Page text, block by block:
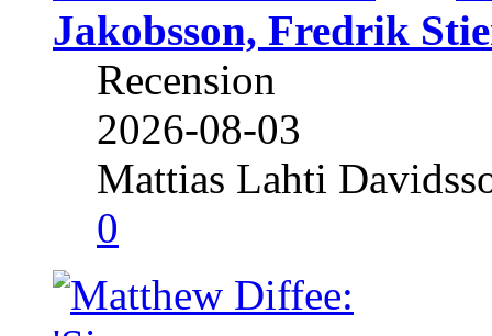
Jakobsson, Fredrik
Recension
2026-08-03
Mattias Lahti
0